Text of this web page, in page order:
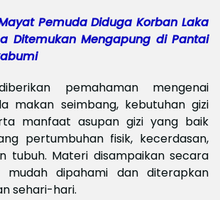
Pemuda Diduga Korban Laka
Ditemukan Mengapung di Pantai
pemahaman mengenai
makan seimbang, kebutuhan gizi
manfaat asupan gizi yang baik
pertumbuhan fisik, kecerdasan,
tubuh. Materi disampaikan secara
dipahami dan diterapkan
sehari-hari.